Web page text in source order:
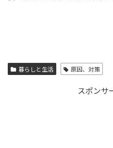
暮らしと生活 原因、対策
スポンサ